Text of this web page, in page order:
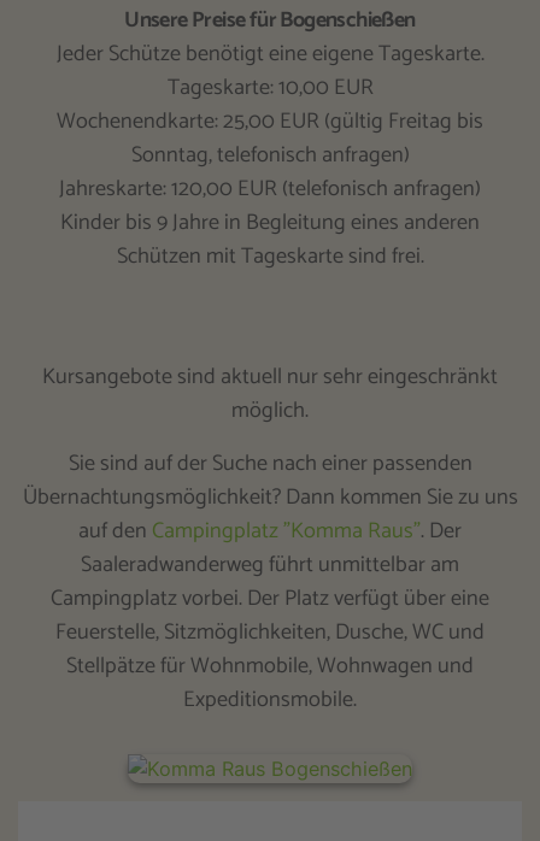
Unsere Preise für Bogenschießen
Jeder Schütze benötigt eine eigene Tageskarte.
Tageskarte: 10,00 EUR
Wochenendkarte: 25,00 EUR (gültig Freitag bis
Sonntag, telefonisch anfragen)
Jahreskarte: 120,00 EUR (telefonisch anfragen)
Kinder bis 9 Jahre in Begleitung eines anderen
Schützen mit Tageskarte sind frei.
Kursangebote sind aktuell nur sehr eingeschränkt
möglich.
Sie sind auf der Suche nach einer passenden
Übernachtungsmöglichkeit? Dann kommen Sie zu uns
auf den Campingplatz "Komma Raus". Der
Saaleradwanderweg führt unmittelbar am
Campingplatz vorbei. Der Platz verfügt über eine
Feuerstelle, Sitzmöglichkeiten, Dusche, WC und
Stellpätze für Wohnmobile, Wohnwagen und
Expeditionsmobile.